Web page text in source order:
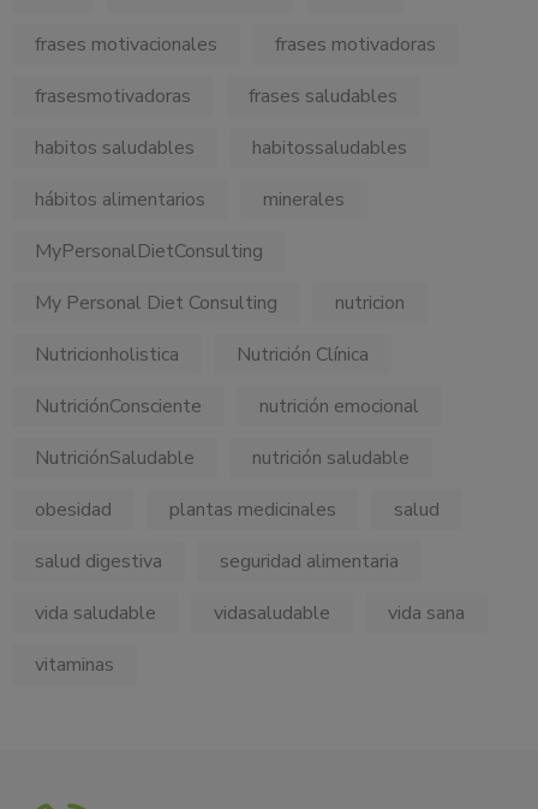
frases motivacionales
frases motivadoras
frasesmotivadoras
frases saludables
habitos saludables
habitossaludables
hábitos alimentarios
minerales
MyPersonalDietConsulting
My Personal Diet Consulting
nutricion
Nutricionholistica
Nutrición Clínica
NutriciónConsciente
nutrición emocional
NutriciónSaludable
nutrición saludable
obesidad
plantas medicinales
salud
salud digestiva
seguridad alimentaria
vida saludable
vidasaludable
vida sana
vitaminas